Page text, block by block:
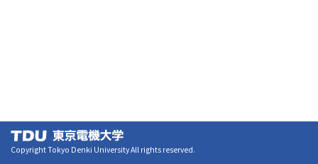
Copyright Tokyo Denki University All rights reserved.